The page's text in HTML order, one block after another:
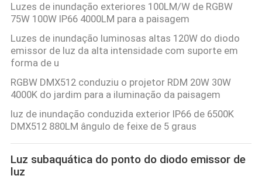
Luzes de inundação exteriores 100LM/W de RGBW
75W 100W IP66 4000LM para a paisagem
Luzes de inundação luminosas altas 120W do diodo
emissor de luz da alta intensidade com suporte em
forma de u
RGBW DMX512 conduziu o projetor RDM 20W 30W
4000K do jardim para a iluminação da paisagem
luz de inundação conduzida exterior IP66 de 6500K
DMX512 880LM ângulo de feixe de 5 graus
Luz subaquática do ponto do diodo emissor de
luz